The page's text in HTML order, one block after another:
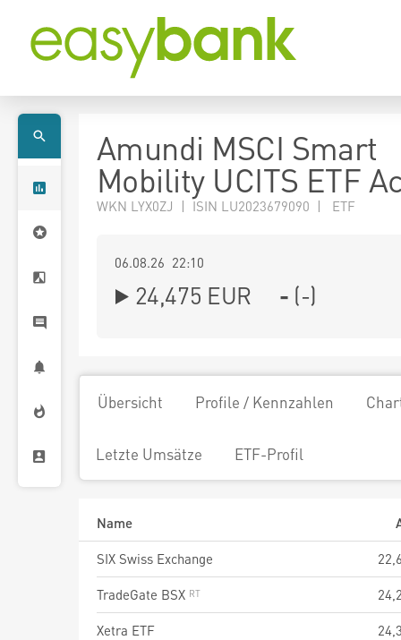
Amundi MSCI Smart
Mobility UCITS ETF
WKN LYX0ZJ | ISIN LU2023679090 | ETF
06.08.26 22:10
24,475 EUR - (-)
Übersicht Profile / Kennzahlen
Letzte Umsätze ETF-Profil
Name
SIX Swiss Exchange
TradeGate BSX
Xetra ETF